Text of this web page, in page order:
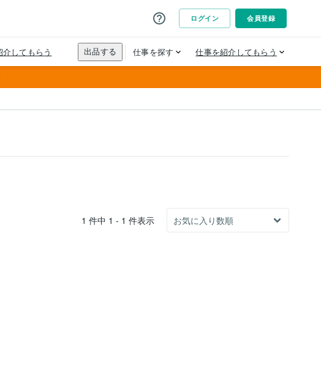
1 件中 1 - 1 件表示